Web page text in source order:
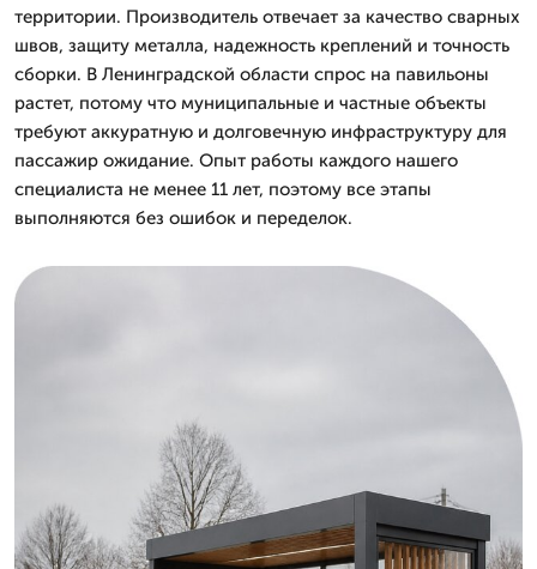
территории. Производитель отвечает за качество сварных
швов, защиту металла, надежность креплений и точность
сборки. В Ленинградской области спрос на павильоны
растет, потому что муниципальные и частные объекты
требуют аккуратную и долговечную инфраструктуру для
пассажир ожидание. Опыт работы каждого нашего
специалиста не менее 11 лет, поэтому все этапы
выполняются без ошибок и переделок.